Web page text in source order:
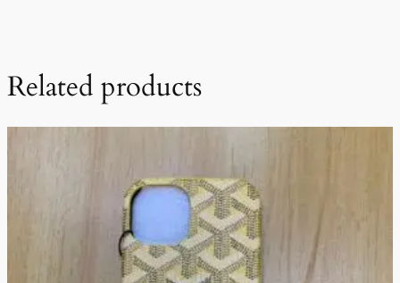
Related products